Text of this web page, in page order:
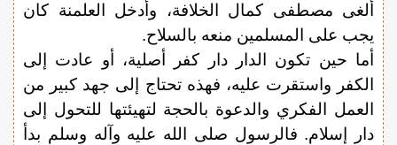
ألغى مصطفى كمال الخلافة، وأدخل العلمنة كان
يجب على المسلمين منعه بالسلاح.
أما حين تكون الدار دار كفر أصلية، أو عادت إلى
الكفر واستقرت عليه، فهذه تحتاج إلى جهد كبير من
العمل الفكري والدعوة بالحجة لتهيئتها للتحول إلى
دار إسلام. فالرسول صلى الله عليه وآله وسلم بدأ